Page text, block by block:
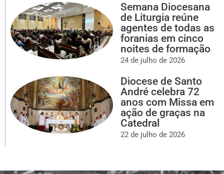
Semana Diocesana
de Liturgia reúne
agentes de todas as
foranias em cinco
noites de formação
24 de julho de 2026
Diocese de Santo
André celebra 72
anos com Missa em
ação de graças na
Catedral
22 de julho de 2026